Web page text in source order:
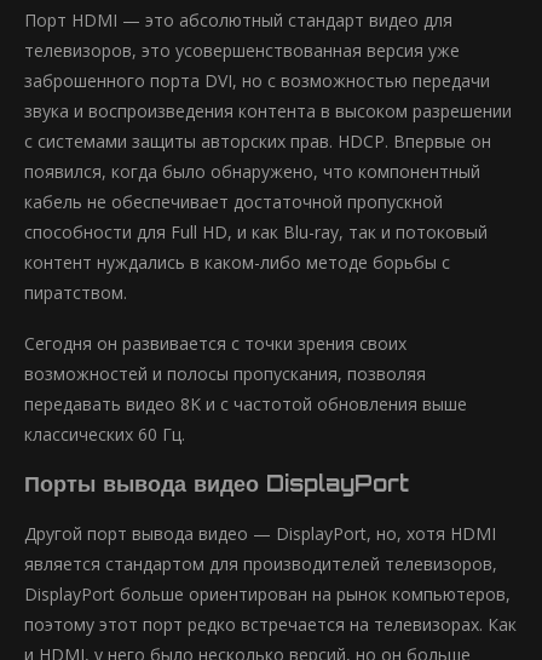
Порт HDMI — это абсолютный стандарт видео для
телевизоров, это усовершенствованная версия уже
заброшенного порта DVI, но с возможностью передачи
звука и воспроизведения контента в высоком разрешении
с системами защиты авторских прав. HDCP. Впервые он
появился, когда было обнаружено, что компонентный
кабель не обеспечивает достаточной пропускной
способности для Full HD, и как Blu-ray, так и потоковый
контент нуждались в каком-либо методе борьбы с
пиратством.
Сегодня он развивается с точки зрения своих
возможностей и полосы пропускания, позволяя
передавать видео 8K и с частотой обновления выше
классических 60 Гц.
Порты вывода видео DisplayPort
Другой порт вывода видео — DisplayPort, но, хотя HDMI
является стандартом для производителей телевизоров,
DisplayPort больше ориентирован на рынок компьютеров,
поэтому этот порт редко встречается на телевизорах. Как
и HDMI, у него было несколько версий, но он больше